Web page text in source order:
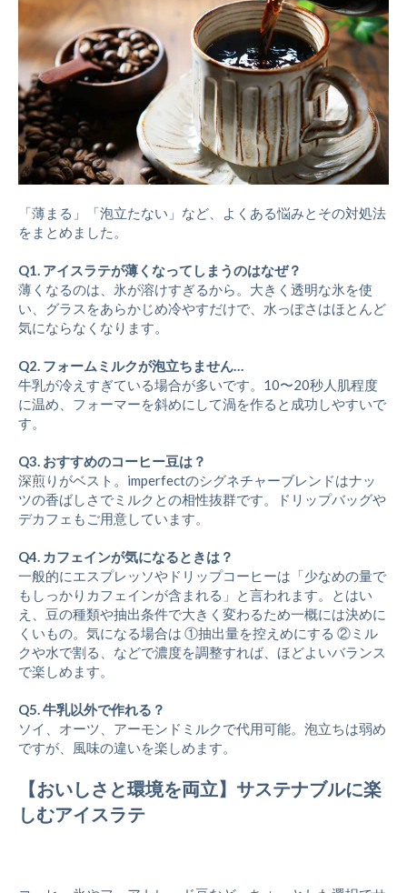
「薄まる」「泡立たない」など、よくある悩みとその対処法
をまとめました。
Q1. アイスラテが薄くなってしまうのはなぜ？
薄くなるのは、氷が溶けすぎるから。大きく透明な氷を使
い、グラスをあらかじめ冷やすだけで、水っぽさはほとんど
気にならなくなります。
Q2. フォームミルクが泡立ちません…
牛乳が冷えすぎている場合が多いです。10〜20秒人肌程度
に温め、フォーマーを斜めにして渦を作ると成功しやすいで
す。
Q3. おすすめのコーヒー豆は？
深煎りがベスト。imperfectのシグネチャーブレンドはナッ
ツの香ばしさでミルクとの相性抜群です。ドリップバッグや
デカフェもご用意しています。
Q4. カフェインが気になるときは？
一般的にエスプレッソやドリップコーヒーは「少なめの量で
もしっかりカフェインが含まれる」と言われます。とはい
え、豆の種類や抽出条件で大きく変わるため一概には決めに
くいもの。気になる場合は ①抽出量を控えめにする ②ミル
クや水で割る、などで濃度を調整すれば、ほどよいバランス
で楽しめます。
Q5. 牛乳以外で作れる？
ソイ、オーツ、アーモンドミルクで代用可能。泡立ちは弱め
ですが、風味の違いを楽しめます。
【おいしさと環境を両立】サステナブルに楽
しむアイスラテ